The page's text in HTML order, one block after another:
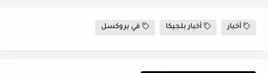
أخبار أخبار بلجيكا في بروكسل